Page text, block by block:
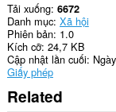
Tải xuống 6672
Danh mục Xã hội
Phiên bản 1.0
Kích cỡ 24,7 KB
Cập nhật lần cuối
Giấy phép
Related